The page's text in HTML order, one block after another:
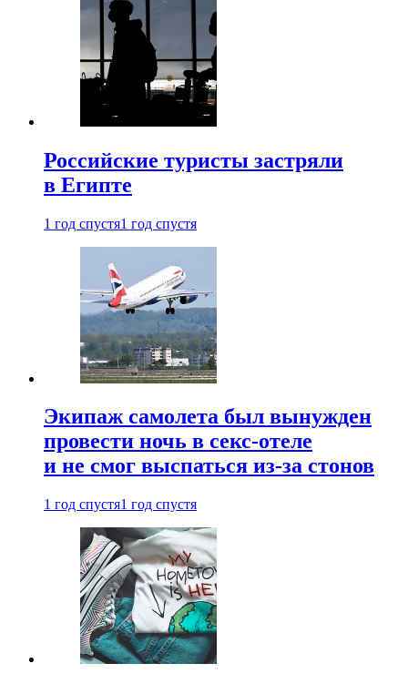
Российские туристы застряли
в Египте
1 год спустя1 год спустя
Экипаж самолета был вынужден
провести ночь в секс-отеле
и не смог выспаться из-за стонов
1 год спустя1 год спустя